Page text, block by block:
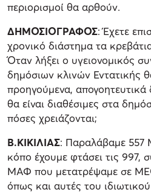
περιορισμοί θα αρθούν.
ΔΗΜΟΣΙΟΓΡΑΦΟΣ: Έχετε
χρονικό διάστημα τα
Όταν λήξει ο υγειονομικός
δημόσιων κλινών Εντατικής
προηγούμενα, απογοητευτικά
θα είναι διαθέσιμες στα
πόσες χρειάζονται;
Β.ΚΙΚΙΛΙΑΣ: Παραλάβαμε 557
κόπο έχουμε φτάσει τις 997,
ΜΑΦ που μετατρέψαμε σε
όπως και αυτές του